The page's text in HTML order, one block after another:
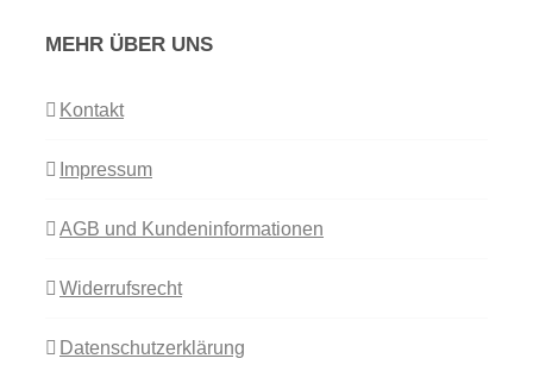
MEHR ÜBER UNS
Kontakt
Impressum
AGB und Kundeninformationen
Widerrufsrecht
Datenschutzerklärung